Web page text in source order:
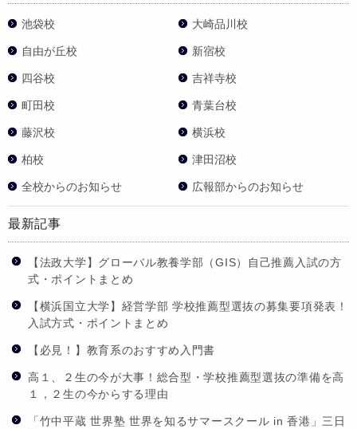
池袋校 大崎品川校
自由が丘校 新宿校
四谷校 吉祥寺校
町田校 青葉台校
藤沢校 横浜校
柏校 津田沼校
全校からのお知らせ 広報部からのお知らせ
最新記事
【法政大学】グローバル教養学部（GIS）自己推薦入試の方
式・ポイントまとめ
【横浜国立大学】経営学部 学校推薦型選抜の募集要項発表！
入試方式・ポイントまとめ
【必見！】教育系のおすすめ入門書
高１、２生の今が大事！総合型・学校推薦型選抜の準備を高
１，２生の今からする理由
「竹中平蔵 世界塾 世界を知るサマースクール in 香港」三日